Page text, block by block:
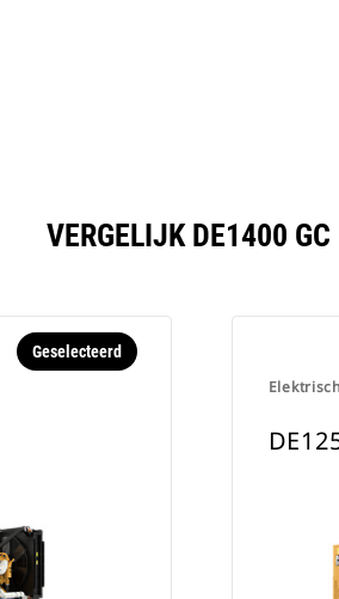
VERGELIJK DE1400
Geselecteerd